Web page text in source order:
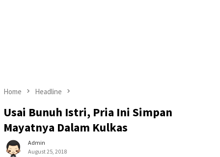
Home Headline
Usai Bunuh Istri, Pria Ini Simpan
Mayatnya Dalam Kulkas
Admin
August 25, 2018